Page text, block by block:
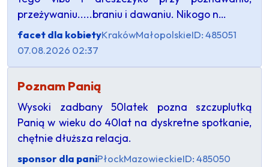
przeżywaniu.....braniu i dawaniu. Nikogo n…
facet dla kobietyKrakówMałopolskieID: 485051
07.08.2026 02:37
Poznam Panią
Wysoki zadbany 50latek pozna szczuplutką
Panią w wieku do 40lat na dyskretne spotkanie,
chętnie dłuższa relacja.
sponsor dla paniPłockMazowieckieID: 485050